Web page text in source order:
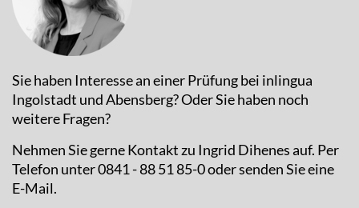
Sie haben Interesse an einer Prüfung bei inlingua
Ingolstadt und Abensberg? Oder Sie haben noch
weitere Fragen?
Nehmen Sie gerne Kontakt zu Ingrid Dihenes auf. Per
Telefon unter 0841 - 88 51 85-0 oder senden Sie eine
E-Mail.